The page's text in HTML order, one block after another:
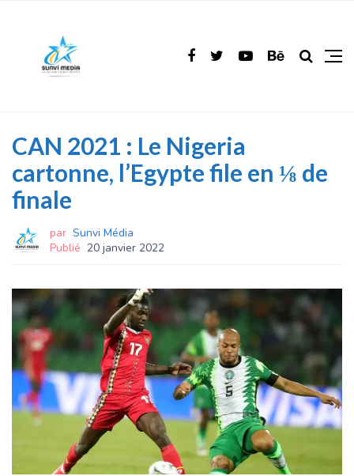
CAN 2021 : Le Nigeria
cartonne, l’Egypte file en ⅛ de
finale
par Sunvi Média
Publié 20 janvier 2022